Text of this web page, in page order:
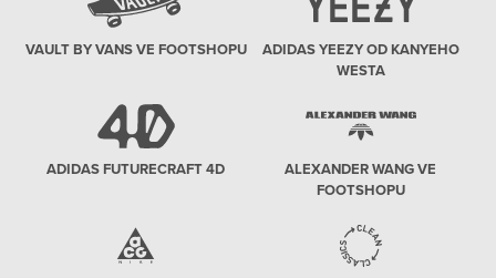
VAULT BY VANS VE FOOTSHOPU
ADIDAS YEEZY OD KANYEHO
WESTA
ADIDAS FUTURECRAFT 4D
ALEXANDER WANG VE
FOOTSHOPU